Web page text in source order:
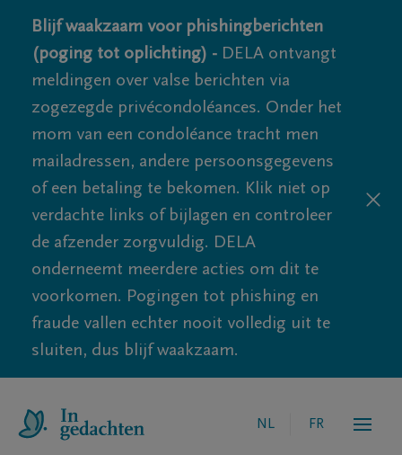
Blijf waakzaam voor phishingberichten
(poging tot oplichting) - DELA ontvangt
meldingen over valse berichten via
zogezegde privécondoléances. Onder het
mom van een condoléance tracht men
mailadressen, andere persoonsgegevens
of een betaling te bekomen. Klik niet op
verdachte links of bijlagen en controleer
de afzender zorgvuldig. DELA
onderneemt meerdere acties om dit te
voorkomen. Pogingen tot phishing en
fraude vallen echter nooit volledig uit te
sluiten, dus blijf waakzaam.
NL FR